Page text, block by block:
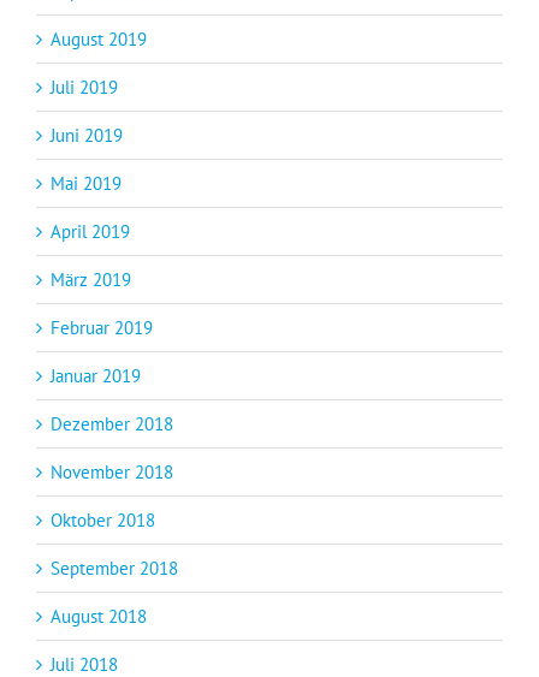
August 2019
Juli 2019
Juni 2019
Mai 2019
April 2019
März 2019
Februar 2019
Januar 2019
Dezember 2018
November 2018
Oktober 2018
September 2018
August 2018
Juli 2018